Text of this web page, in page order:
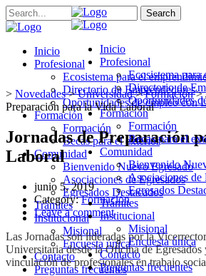
Inicio
Profesional
Ecosistema
Directorio de
Oportunidades
Formación
Formación
Becas para el
Comunidad
Bienvenido
Asociaciones de
Egresados
Trámites
Institucional
Misional
Encuesta única
Contacto
Preguntas frecuentes
Search
Inicio
Profesional
Ecosistema para el
Directorio de Emprendedores
Oportunidades de empleo con
Formación
Formación
Becas para el exterior
Comunidad
Bienvenido Nuevo Egresado
Asociaciones de Egresados
Egresados Destacados
Trámites
Institucional
Misional
Encuesta única
Contacto
Preguntas frecuentes
> Novedades>Universidad>Formación>
Preparación para la Vida Laboral
Jornadas de Preparación
Laboral
junio 5, 2019
Category:Formación
Leave a comment
Las Jornadas son lideradas por la
Universitaria desde la Oficina de
vinculación de profesionales en trabajo